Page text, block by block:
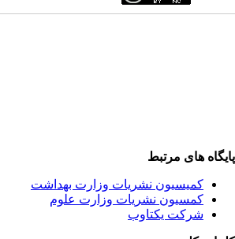
پایگاه های مرتبط
کمیسیون نشریات وزارت بهداشت
کمسیون نشریات وزارت علوم
شرکت یکتاوب